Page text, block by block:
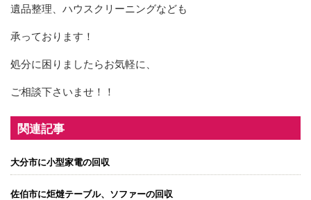
遺品整理、ハウスクリーニングなども
承っております！
処分に困りましたらお気軽に、
ご相談下さいませ！！
関連記事
大分市に小型家電の回収
佐伯市に炬燵テーブル、ソファーの回収